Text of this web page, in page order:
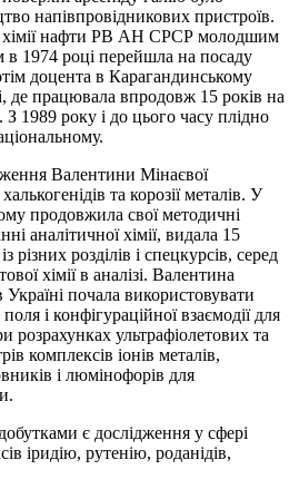
напівпровідникових пристроїв.
хімії нафти РВ АН СРСР молодшим
в 1974 році перейшла на посаду
доцента в Карагандинському
де працювала впродовж 15 років на
З 1989 року і до цього часу плідно
Валентини Мінаєвої
та корозії металів. У
продовжила свої методичні
аналітичної хімії, видала 15
різних розділів і спецкурсів, серед
хімії в аналізі. Валентина
почала використовувати
і конфігураційної взаємодії для
розрахунках ультрафіолетових та
комплексів іонів металів,
і люмінофорів для
є дослідження у сфері
іридію, рутенію, роданідів,